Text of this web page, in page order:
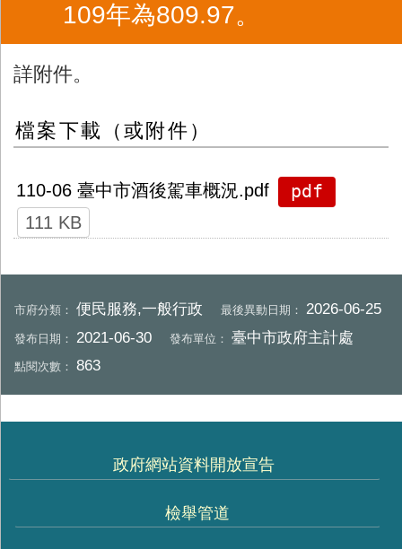
109年為809.97。
詳附件。
檔案下載（或附件）
110-06 臺中市酒後駕車概況.pdf pdf
111 KB
市府分類：便民服務,一般行政 最後異動日期：2026-06-25
發布日期： 2021-06-30 發布單位：臺中市政府主計處
點閱次數：863
政府網站資料開放宣告
檢舉管道